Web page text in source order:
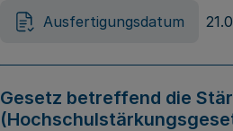
Ausfertigungsdatum
Gesetz betreffend die